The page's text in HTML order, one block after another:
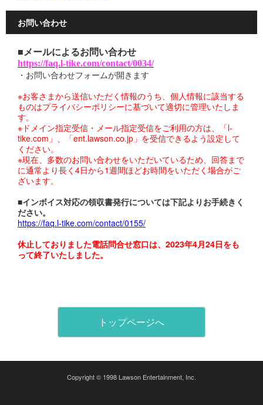
お問い合わせ
■メールによるお問い合わせ
https://faq.l-tike.com/contact/0034/
・お問い合わせフォームが開きます
※お客さまから送信いただく情報のうち、個人情報に該当する
ものはプライバシーポリシーに基づいて適切に管理いたしま
す。
※ドメイン指定受信・メール指定受信をご利用の方は、「l-
tike.com」、「ent.lawson.co.jp」を受信できるよう設定して
ください。
※現在、多数のお問い合わせをいただいているため、回答まで
に通常より長く4日から1週間ほどお時間をいただく場合がご
ざいます。
■インボイス対応の領収書発行については下記よりお手続きく
ださい。
https://faq.l-tike.com/contact/0155/
休止しておりました電話問合せ窓口は、2023年4月24日をも
って終了いたしました。
トップページへ
Copyright © 1998 Lawson Entertainment, Inc.